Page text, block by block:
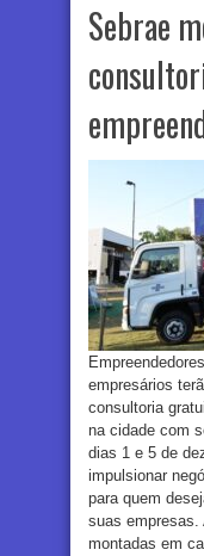
Sebrae
empresários
consultoria
na cidade com
dias 1 e 5 de
impulsionar
para quem
suas empresas.
montadas em